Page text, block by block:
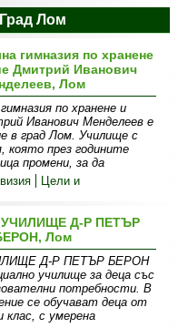
Лом
гимназия по хранене
Дмитрий Иванович
Лом
по хранене и
Иванович Менделеев е
в град Лом. Училище с
която през годините
промени, за да
Цели и
Д-Р ПЕТЪР
Лом
Д-Р ПЕТЪР БЕРОН
училище за деца със
потребности. В
се обучават деца от
клас, с умерена